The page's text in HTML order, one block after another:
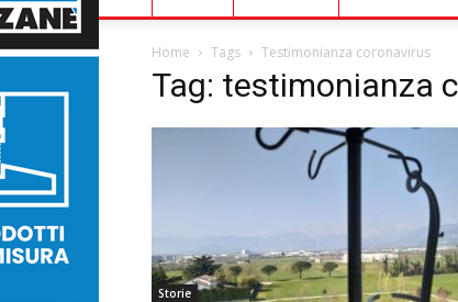
Home Tags Testimonianza coronavirus
Tag: testimonianza
Storie